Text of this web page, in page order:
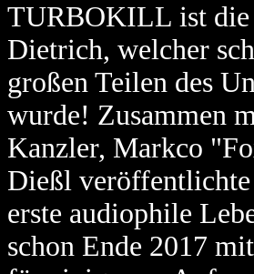
TURBOKILL ist die
Dietrich, welcher
großen Teilen des
wurde! Zusammen
Kanzler, Markco
Dießl veröffentlichte
erste audiophile
schon Ende 2017